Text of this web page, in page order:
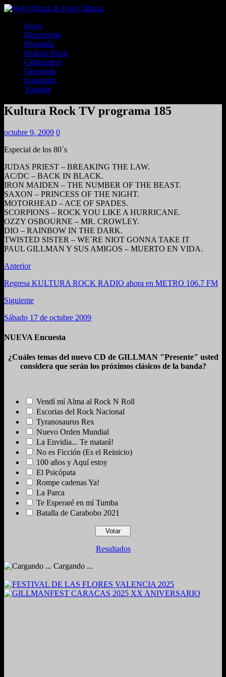
Inicio
Discografía
Biografía
Kultura Rock
Gillmanfest
Facebook
Instagram
Youtube
Kultura Rock TV programa 185
octubre 9, 2009 0
Especial de los 80´s
JUDAS PRIEST – BREAKING THE LAW.
AC/DC – BACK IN BLACK.
IRON MAIDEN – THE NUMBER OF THE BEAST.
SAXON – PRINCESS OF THE NIGHT.
MOTORHEAD – ACE OF SPADES.
SCORPIONS – ROCK YOU LIKE A HURRICANE.
OZZY OSBOURNE – MR. CROWLEY.
DIO – RAINBOW IN THE DARK.
TWISTED SISTER – WE´RE NIOT GONNA TAKE IT
PAUL GILLMAN Y SUS AMIGOS – MUERTO EN VIDA.
Anterior
Regresa KULTURA ROCK RADIO ahora en METRO 106.7 FM
Siguiente
Sábado 17 de octubre 2009
NUEVA Encuesta
¿Cuáles temas del nuevo CD de GILLMAN "Presente" usted
considera que serán los próximos clásicos de la banda?
Vendí mí Alma al Rock N Roll
Escorias del Rock Nacional
Tyranosaurus Rex
Nuevo Orden Mundial
La Envidia... Te matará!
No es Ficción (Es el Reinicio)
100 años y Aquí estoy
El Psicópata
Rompe cadenas Ya!
La Parca
Te Esperaré en mí Tumba
Batalla de Carabobo 2021
Resultados
Cargando ...